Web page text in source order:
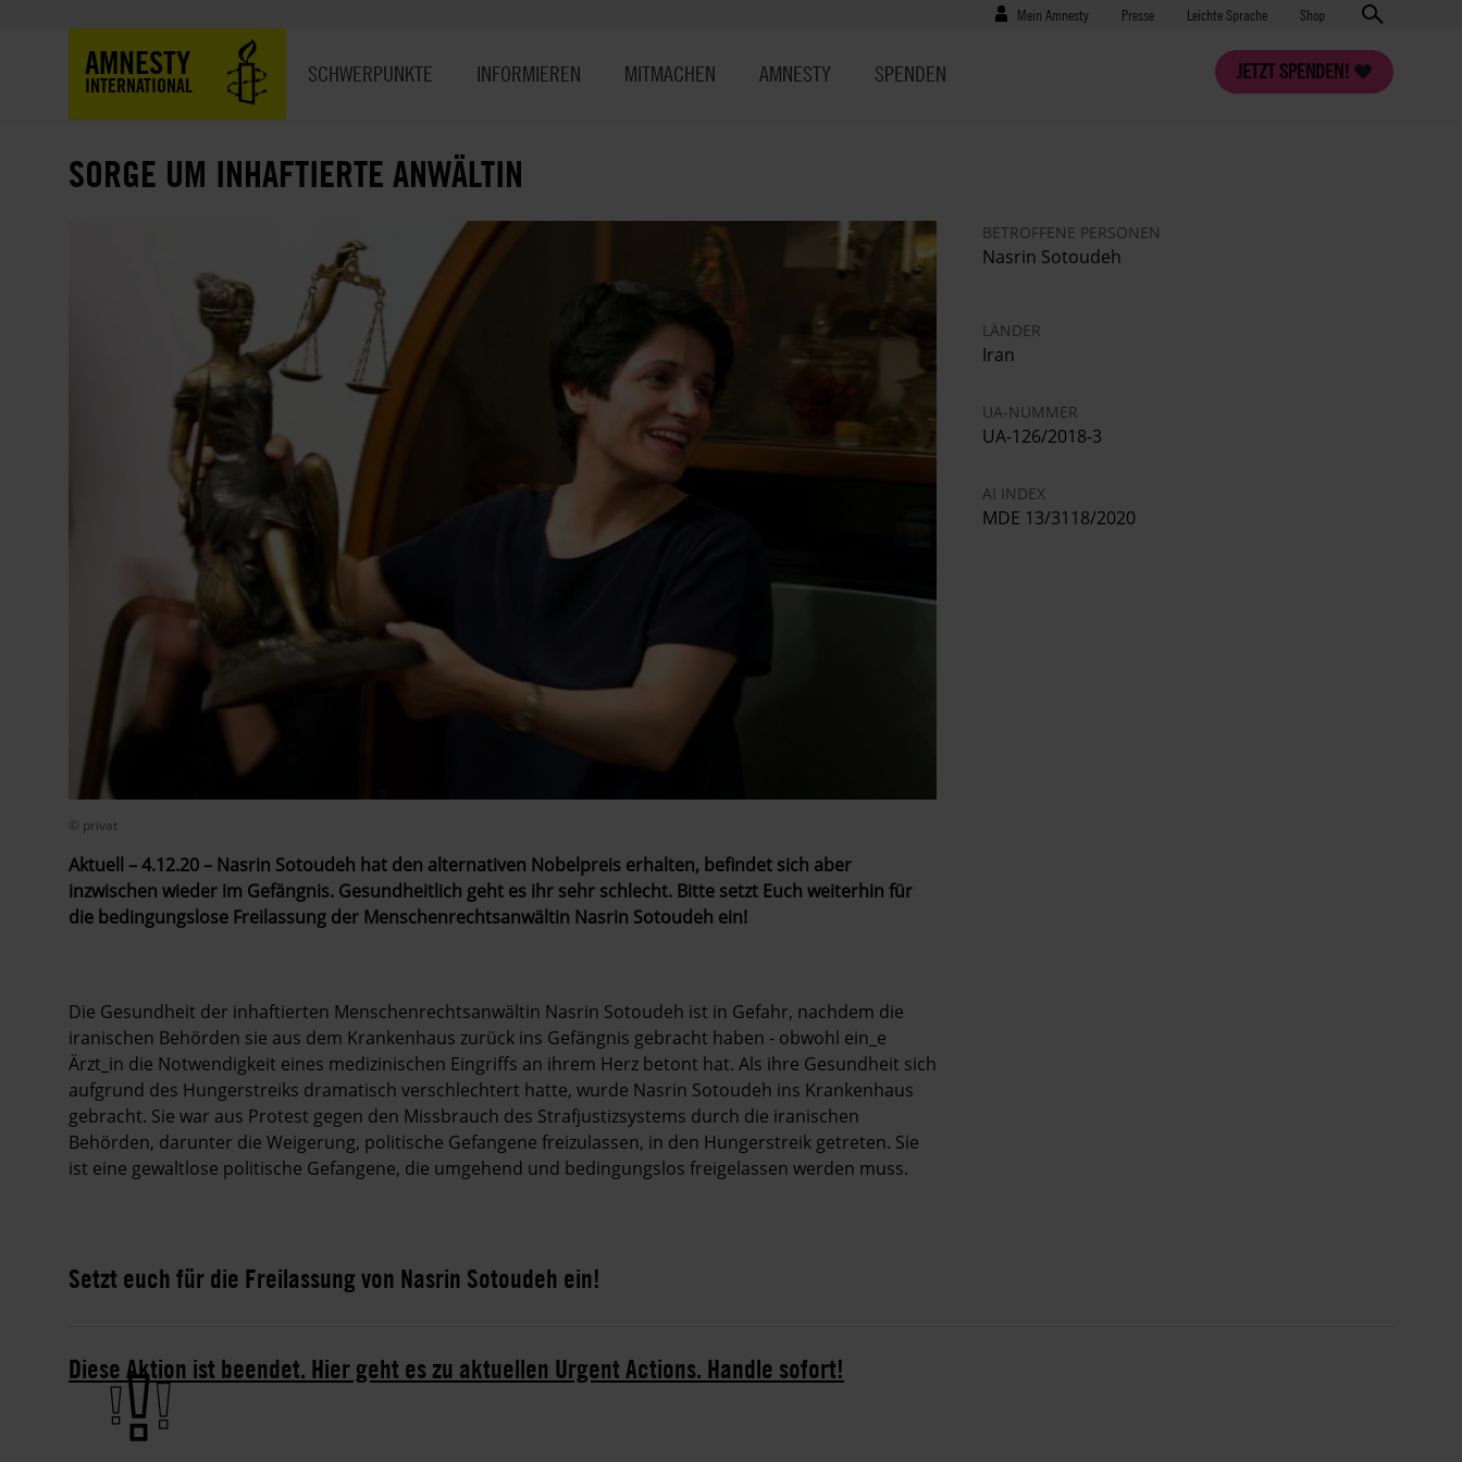
Benutzermenü
Mein Amnesty Presse
Presse Leichte Sprache Shop
AMNESTY
INTERNATIONAL
JETZT SPENDEN!
SCHWERPUNKTE INFORMIEREN MITMACHEN AMNESTY SPENDEN
SORGE UM INHAFTIERTE ANWÄLTIN
© privat
Aktuell – 4.12.20 – Nasrin Sotoudeh hat den alternativen Nobelpreis erhalten, befindet sich aber
inzwischen wieder im Gefängnis. Gesundheitlich geht es ihr sehr schlecht. Bitte setzt Euch weiterhin für
die bedingungslose Freilassung der Menschenrechtsanwältin Nasrin Sotoudeh ein!
Die Gesundheit der inhaftierten Menschenrechtsanwältin Nasrin Sotoudeh ist in Gefahr, nachdem die
iranischen Behörden sie aus dem Krankenhaus zurück ins Gefängnis gebracht haben - obwohl ein_e
Ärzt_in die Notwendigkeit eines medizinischen Eingriffs an ihrem Herz betont hat. Als ihre Gesundheit sich
aufgrund des Hungerstreiks dramatisch verschlechtert hatte, wurde Nasrin Sotoudeh ins Krankenhaus
gebracht. Sie war aus Protest gegen den Missbrauch des Strafjustizsystems durch die iranischen
Behörden, darunter die Weigerung, politische Gefangene freizulassen, in den Hungerstreik getreten. Sie
ist eine gewaltlose politische Gefangene, die umgehend und bedingungslos freigelassen werden muss.
BETROFFENE PERSONEN
Nasrin Sotoudeh
LÄNDER
Iran
UA-NUMMER
UA-126/2018-3
AI INDEX
MDE 13/3118/2020
Setzt euch für die Freilassung von Nasrin Sotoudeh ein!
Diese Aktion ist beendet. Hier geht es zu aktuellen Urgent Actions. Handle sofort!